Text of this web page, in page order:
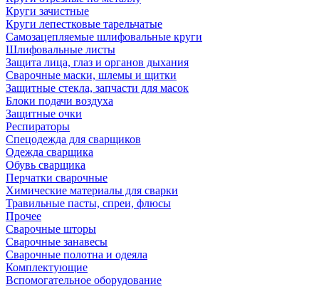
Круги зачистные
Круги лепестковые тарельчатые
Самозацепляемые шлифовальные круги
Шлифовальные листы
Защита лица, глаз и органов дыхания
Сварочные маски, шлемы и щитки
Защитные стекла, запчасти для масок
Блоки подачи воздуха
Защитные очки
Респираторы
Спецодежда для сварщиков
Одежда сварщика
Обувь сварщика
Перчатки сварочные
Химические материалы для сварки
Травильные пасты, спреи, флюсы
Прочее
Сварочные шторы
Сварочные занавесы
Сварочные полотна и одеяла
Комплектующие
Вспомогательное оборудование